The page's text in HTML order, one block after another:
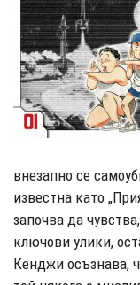
внезапно се
известна като
започва да
ключови улики,
Кенджи осъзнава,